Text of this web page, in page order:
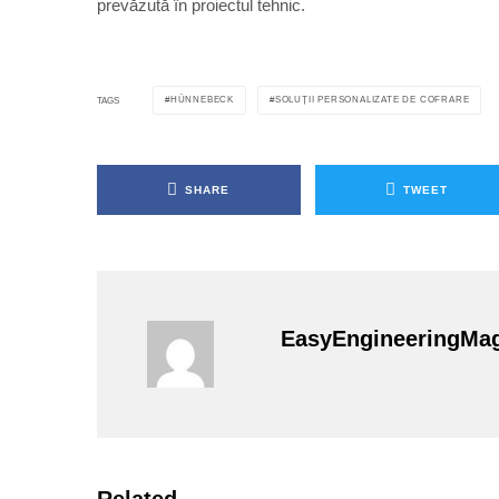
prevăzută în proiectul tehnic.
TAGS HÜNNEBECK SOLUȚII PERSONALIZATE DE COFRARE
SHARE TWEET